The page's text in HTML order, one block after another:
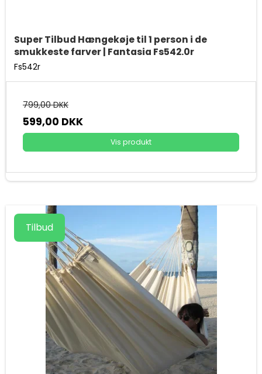
Super Tilbud Hængekøje til 1 person i de
smukkeste farver | Fantasia Fs542.0r
Fs542r
799,00 DKK
599,00 DKK
Vis produkt
Tilbud